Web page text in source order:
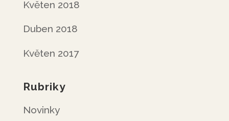
Květen 2018
Duben 2018
Květen 2017
Rubriky
Novinky